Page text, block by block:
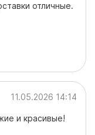
отличные.
11.05.2026 14:14
и красивые!